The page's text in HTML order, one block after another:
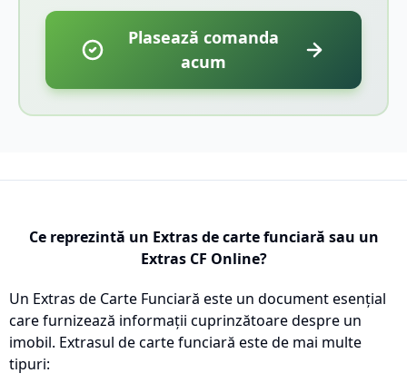
Plasează comanda
acum
Ce reprezintă un Extras de carte funciară sau un
Extras CF Online?
Un Extras de Carte Funciară este un document esențial
care furnizează informații cuprinzătoare despre un
imobil. Extrasul de carte funciară este de mai multe
tipuri: